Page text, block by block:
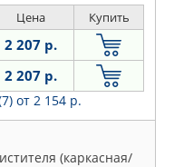
3 Sedan 19>, 5 [CR]
Цена Купить
2 207 р.
2 207 р.
от 2 154 р.
(каркасная/